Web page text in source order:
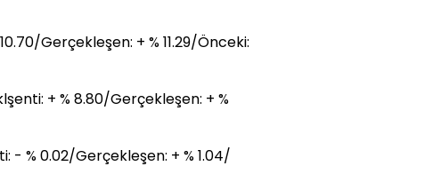
Gerçekleşen: + % 11.29/Önceki:
+ % 8.80/Gerçekleşen: + %
- % 0.02/Gerçekleşen: + % 1.04/